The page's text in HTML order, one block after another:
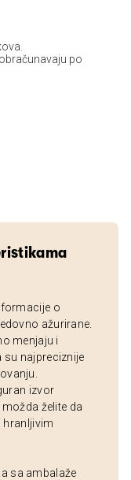
po
o
ažurirane.
menjaju i
su najpreciznije
izvor
želite da
hranljivim
sa ambalaže